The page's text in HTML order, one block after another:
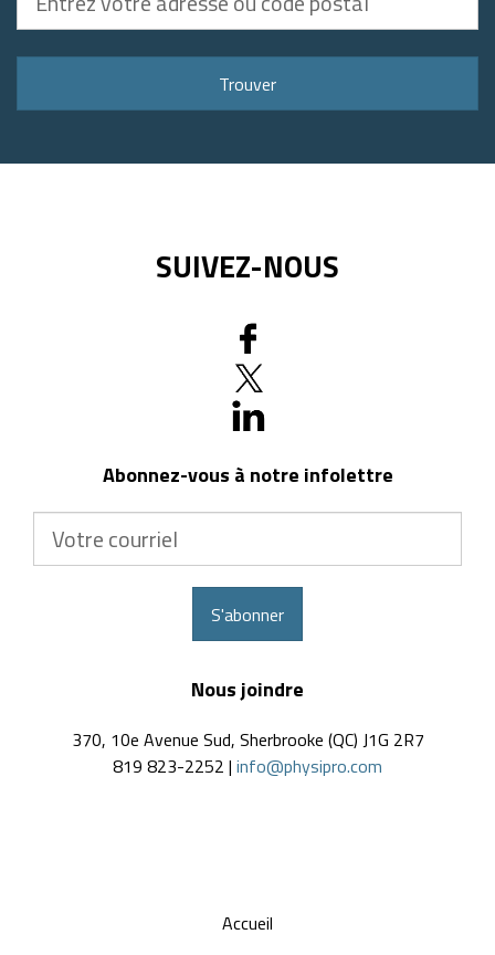
votre
Trouver
SUIVEZ-NOUS
Abonnez-vous à notre infolettre
S'abonner
Nous joindre
370, 10e Avenue Sud, Sherbrooke (QC) J1G 2R7
819 823-2252 | info@physipro.com
Accueil